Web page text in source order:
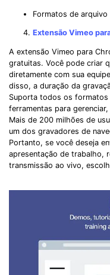
Formatos de
Extensão Vimeo
A extensão Vimeo para
gratuitas. Você pode criar
diretamente com sua
disso, a duração da
Suporta todos os formatos
ferramentas para
Mais de 200 milhões de
um dos gravadores de
Portanto, se você deseja
apresentação de trabalho,
transmissão ao vivo,